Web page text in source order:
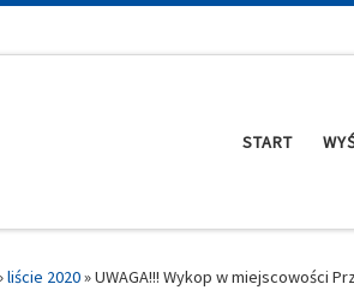
START
liście 2020»UWAGA!!! Wykop w miejscowości